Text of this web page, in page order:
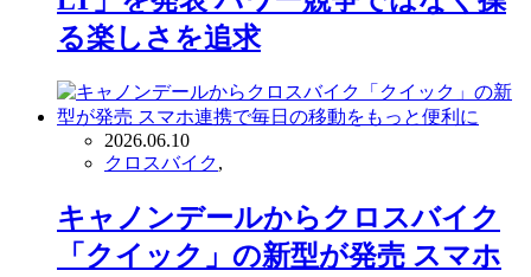
る楽しさを追求
2026.06.10
クロスバイク,
キャノンデールからクロスバイク
「クイック」の新型が発売 スマホ